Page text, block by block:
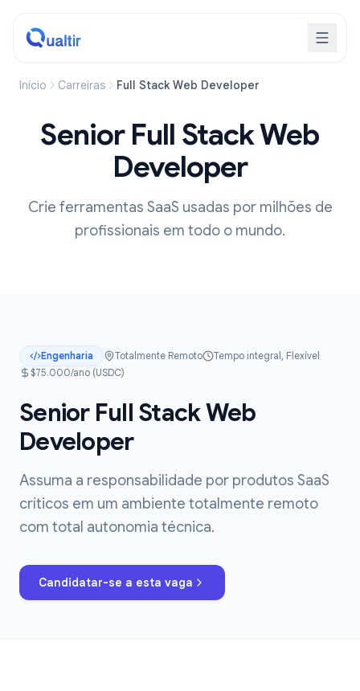
Início Carreiras Full Stack Web Developer
Senior Full Stack Web
Developer
Crie ferramentas SaaS usadas por milhões de
profissionais em todo o mundo.
Engenharia Totalmente Remoto
Tempo integral, Flexível
$75.000/ano (USDC)
Senior Full Stack Web
Developer
Assuma a responsabilidade por produtos SaaS
críticos em um ambiente totalmente remoto
com total autonomia técnica.
Candidatar-se a esta vaga